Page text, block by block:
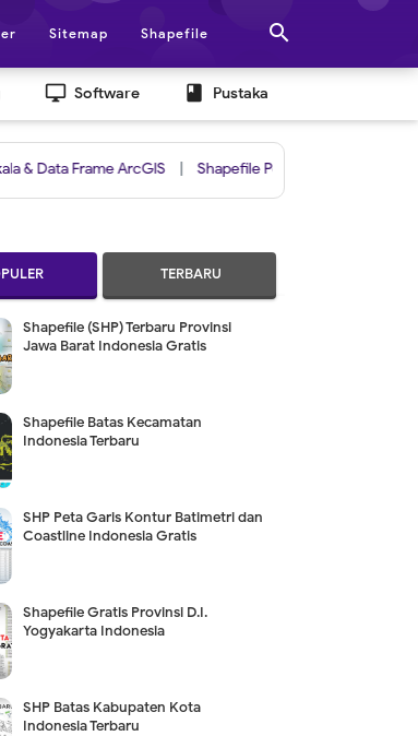

Sitemap Shapefile
desktop_windows Software book Pustaka
ArcGIS | Shapefile Peta Arah dan Kecepatan Angin
TERBARU
Shapefile (SHP) Terbaru Provinsi
Jawa Barat Indonesia Gratis
Shapefile Batas Kecamatan
Indonesia Terbaru
SHP Peta Garis Kontur Batimetri dan
Coastline Indonesia Gratis
Shapefile Gratis Provinsi D.I.
Yogyakarta Indonesia
SHP Batas Kabupaten Kota
Indonesia Terbaru